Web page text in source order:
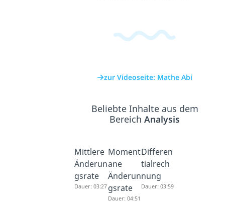
zur Videoseite: Mathe Abi
Beliebte Inhalte aus dem
BereichAnalysis
Mittlere
Änderun
gsrate
Dauer: 03:27
Moment
ane
Änderun
gsrate
Dauer: 04:51
Differen
tialrech
nung
Dauer: 03:59